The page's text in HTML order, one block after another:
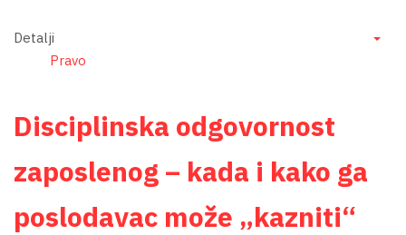
Detalji
Pravo
Disciplinska odgovornost
zaposlenog – kada i kako ga
poslodavac može „kazniti“